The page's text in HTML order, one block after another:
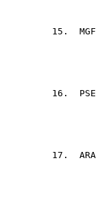
15. MGF
16. PSE
17. ARA